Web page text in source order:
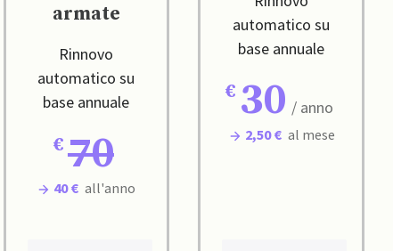
armate
Rinnovo
automatico su
base annuale
70
40 € all'anno
automatico su
base annuale
30 / anno
2,50 € al mese